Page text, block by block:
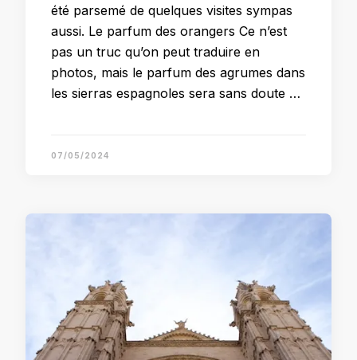
été parsemé de quelques visites sympas
aussi. Le parfum des orangers Ce n’est
pas un truc qu’on peut traduire en
photos, mais le parfum des agrumes dans
les sierras espagnoles sera sans doute …
07/05/2024